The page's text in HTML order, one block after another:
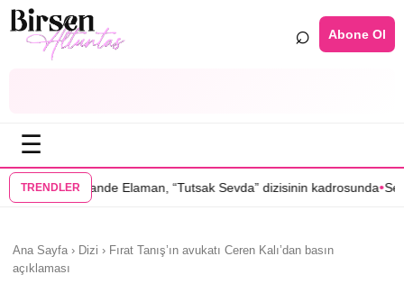
⌕ Abone Ol
☰
TRENDLER
“Tutsak Sevda” dizisinin kadrosunda•Serenay Sarıkaya’lı
Ana Sayfa › Dizi › Fırat Tanış’ın avukatı Ceren Kalı’dan basın
açıklaması